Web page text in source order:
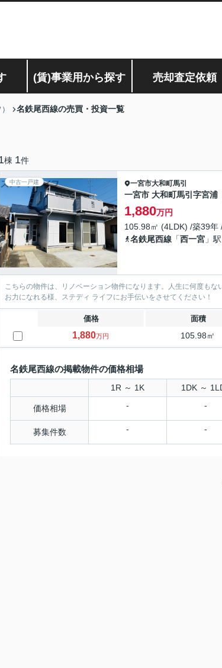
(賃)事業用から探す 売却査定依頼
名鉄尾西線の売買・投資一覧
棟 1件
中古一戸建 一宮市大和町馬引
一宮市 大和町馬引字宮浦
1,880万円
105.98㎡ (4LDK) /築39年
名鉄尾西線 「西一宮 」
こちらの物件は、リノベーション物件になります。人生に何度も
お力になれる様、ステディ ライフにお手伝いをさせてください！
価格 面積
1,880万円 105.98㎡
名鉄尾西線の掲載物件の価格相場
1R ～ 1K 1DK ～
価格相場 - -
募集件数 - -